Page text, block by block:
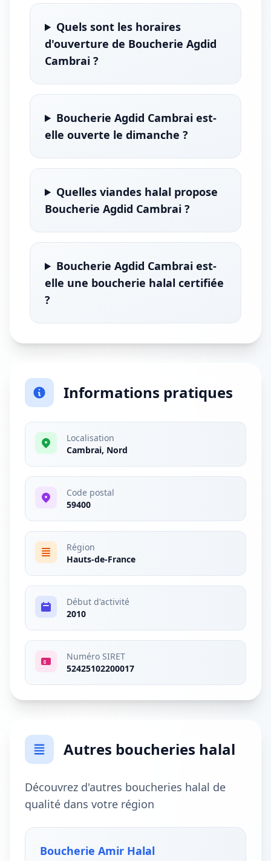
Quels sont les horaires
d'ouverture de Boucherie Agdid
Cambrai ?
Boucherie Agdid Cambrai est-
elle ouverte le dimanche ?
Quelles viandes halal propose
Boucherie Agdid Cambrai ?
Boucherie Agdid Cambrai est-
elle une boucherie halal certifiée
?
Informations pratiques
Localisation
Cambrai, Nord
Code postal
59400
Région
Hauts-de-France
Début d'activité
2010
Numéro SIRET
52425102200017
Autres boucheries halal
Découvrez d'autres boucheries halal de
qualité dans votre région
Boucherie Amir Halal